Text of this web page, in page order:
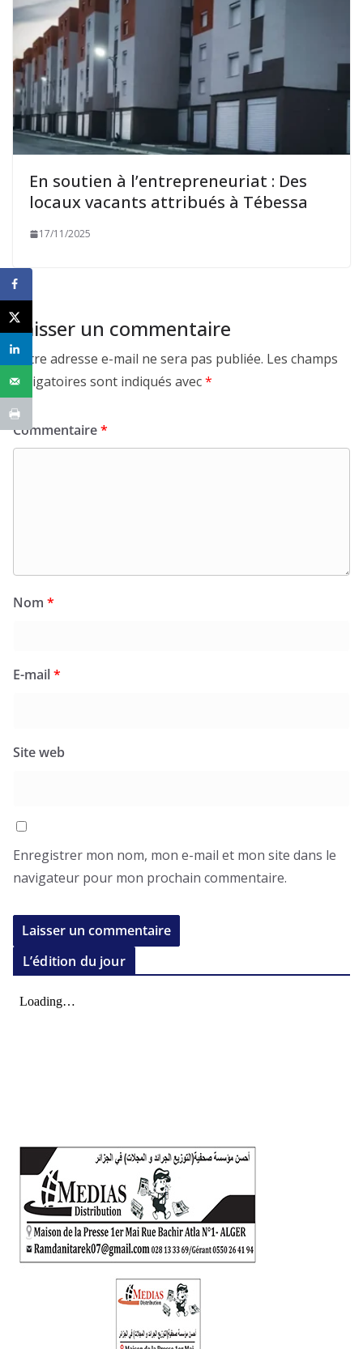
En soutien à l’entrepreneuriat : Des
locaux vacants attribués à Tébessa
17/11/2025
Laisser un commentaire
Votre adresse e-mail ne sera pas publiée. Les champs
obligatoires sont indiqués avec*
Commentaire*
Nom *
E-mail*
Site web
Enregistrer mon nom, mon e-mail et mon site dans le
navigateur pour mon prochain commentaire.
L’édition du jour